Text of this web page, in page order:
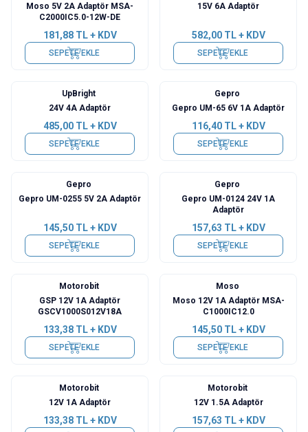
Moso 5V 2A Adaptör MSA-
C2000IC5.0-12W-DE
181,88TL + KDV
SEPETE EKLE
15V 6A Adaptör
582,00TL + KDV
SEPETE EKLE
UpBright
24V 4A Adaptör
485,00TL + KDV
SEPETE EKLE
Gepro
Gepro UM-65 6V 1A Adaptör
116,40TL + KDV
SEPETE EKLE
Gepro
Gepro UM-0255 5V 2A Adaptör
145,50TL + KDV
SEPETE EKLE
Gepro
Gepro UM-0124 24V 1A
Adaptör
157,63 TL + KDV
SEPETE EKLE
Motorobit
GSP 12V 1A Adaptör
GSCV1000S012V18A
133,38TL + KDV
SEPETE EKLE
Moso
Moso 12V 1A Adaptör MSA-
C1000IC12.0
145,50TL + KDV
SEPETE EKLE
Motorobit
12V 1A Adaptör
133,38TL + KDV
Motorobit
12V 1.5A Adaptör
157,63 TL + KDV